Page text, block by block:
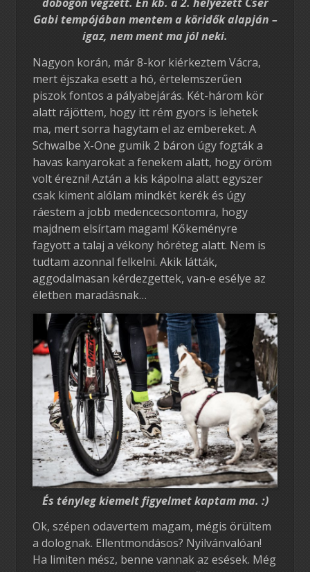
Gabi tempójában mentem a köridők alapján –
igaz, nem ment ma jól neki.
Nagyon korán, már 8-kor kiérkeztem Vácra,
mert éjszaka esett a hó, értelemszerűen
piszok fontos a pályabejárás. Két-három kör
alatt rájöttem, hogy itt rém gyors is lehetek
ma, mert sorra hagytam el az embereket. A
Schwalbe X-One gumik 2 báron úgy fogták a
havas kanyarokat a fenekem alatt, hogy öröm
volt érezni! Aztán a kis kápolna alatt egyszer
csak kiment alólam mindkét kerék és úgy
ráestem a jobb medencecsontomra, hogy
majdnem elsírtam magam! Kőkeményre
fagyott a talaj a vékony hóréteg alatt. Nem is
tudtam azonnal felkelni. Akik látták,
aggodalmasan kérdezgettek, van-e esélye az
életben maradásnak…
És tényleg kiemelt figyelmet kaptam ma. :)
Ok, szépen odavertem magam, mégis örültem
a dolognak. Ellentmondásos? Nyilvánvalóan!
Ha limiten mész, benne vannak az esések. Még